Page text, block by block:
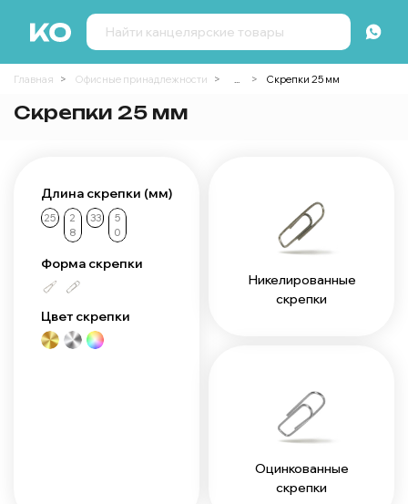
Главная Офисные принадлежности ... Скрепки 25 мм
Скрепки 25 мм
Длина скрепки (мм)
25
2
8
33
5
0
Форма скрепки
Цвет скрепки
Никелированные
скрепки
Оцинкованные
скрепки